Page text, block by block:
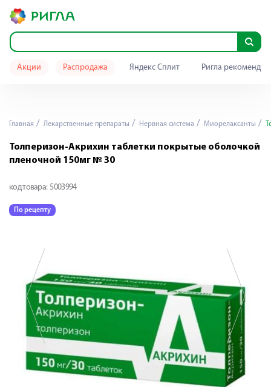
Акции Распродажа Яндекс Сплит Ригла
Главная Лекарственные препараты Нервная система Миорелаксанты
Толперизон-Акрихин таблетки покрытые оболочкой
пленочной 150мг № 30
код товара: 5003994
По рецепту